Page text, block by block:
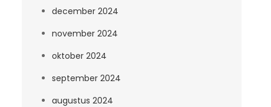
december 2024
november 2024
oktober 2024
september 2024
augustus 2024